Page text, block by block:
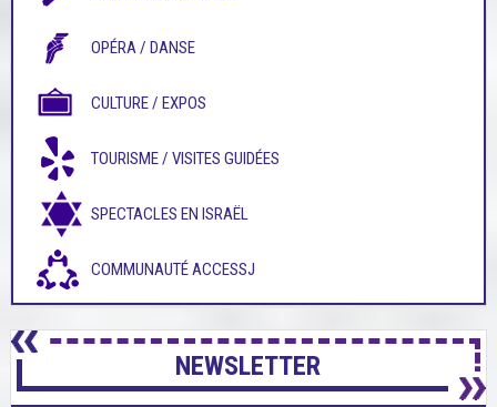
OPÉRA / DANSE
CULTURE / EXPOS
TOURISME / VISITES GUIDÉES
SPECTACLES EN ISRAËL
COMMUNAUTÉ ACCESSJ
NEWSLETTER